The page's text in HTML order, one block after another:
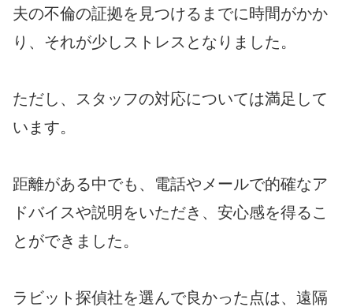
夫の不倫の証拠を見つけるまでに時間がかか
り、それが少しストレスとなりました。
ただし、スタッフの対応については満足して
います。
距離がある中でも、電話やメールで的確なア
ドバイスや説明をいただき、安心感を得るこ
とができました。
ラビット探偵社を選んで良かった点は、遠隔